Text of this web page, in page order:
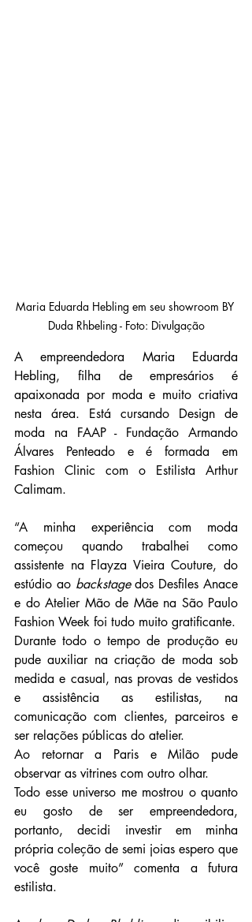
Maria Eduarda Hebling em seu showroom BY
Duda Rhbeling - Foto: Divulgação
A empreendedora Maria Eduarda
Hebling, filha de empresários é
apaixonada por moda e muito criativa
nesta área. Está cursando Design de
moda na FAAP - Fundação Armando
Álvares Penteado e é formada em
Fashion Clinic com o Estilista Arthur
Calimam.
“A minha experiência com moda
começou quando trabalhei como
assistente na Flayza Vieira Couture, do
estúdio ao backstage dos Desfiles Anace
e do Atelier Mão de Mãe na São Paulo
Fashion Week foi tudo muito gratificante.
Durante todo o tempo de produção eu
pude auxiliar na criação de moda sob
medida e casual, nas provas de vestidos
e assistência as estilistas, na
comunicação com clientes, parceiros e
ser relações públicas do atelier.
Ao retornar a Paris e Milão pude
observar as vitrines com outro olhar.
Todo esse universo me mostrou o quanto
eu gosto de ser empreendedora,
portanto, decidi investir em minha
própria coleção de semi joias espero que
você goste muito” comenta a futura
estilista.